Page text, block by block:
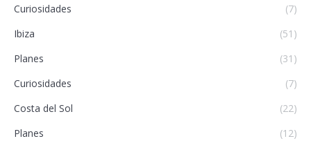
Curiosidades
(7)
Ibiza
(51)
Planes
(31)
Curiosidades
(7)
Costa del Sol
(22)
Planes
(12)